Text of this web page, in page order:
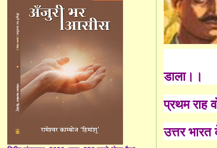
डाला।।
प्रथम राह
उत्तर